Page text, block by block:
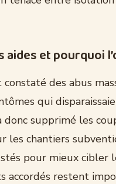
aides et pourquoi
des abus
qui
supprimé les
les chantiers
pour mieux
accordés restent